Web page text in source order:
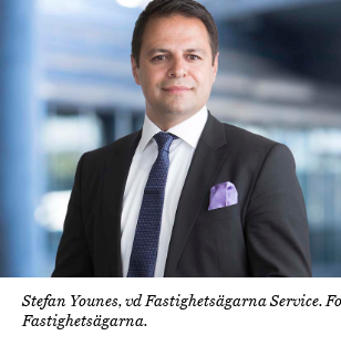
Stefan Younes, vd Fastighetsägarna Service.
Fastighetsägarna.